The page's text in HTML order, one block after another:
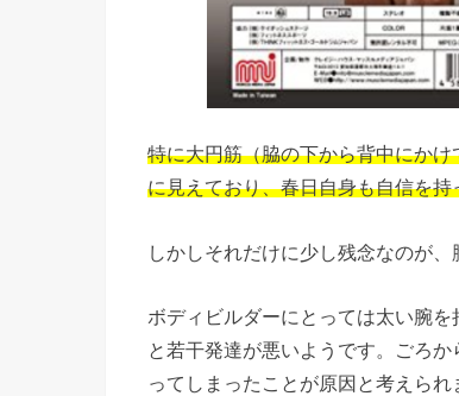
特に大円筋（脇の下から背中にか
に見えており、春日自身も自信を
しかしそれだけに少し残念なのが
ボディビルダーにとっては太い腕
と若干発達が悪いようです。ごろ
ってしまったことが原因と考えられ